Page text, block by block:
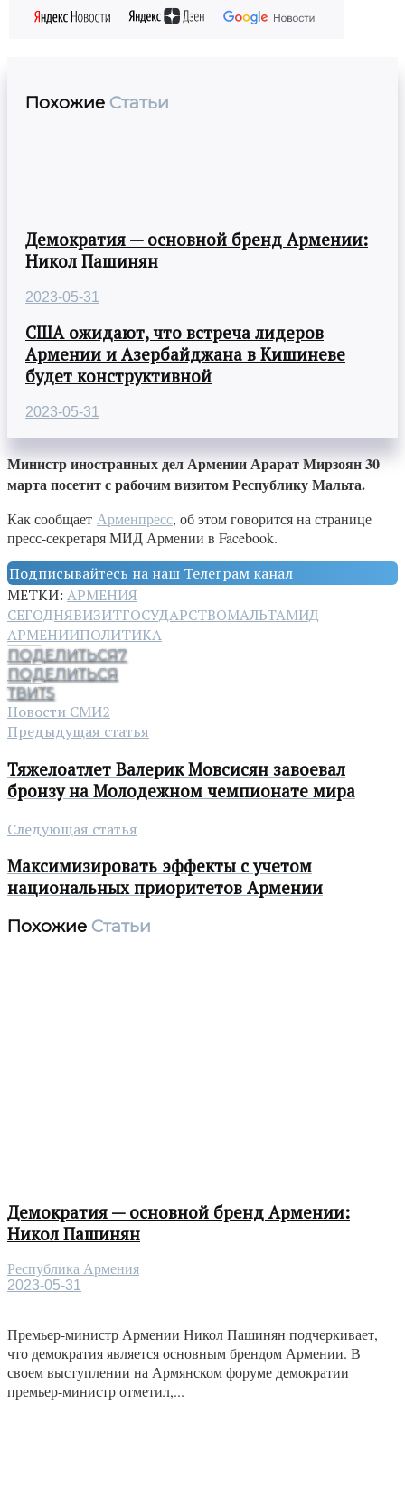
Похожие Статьи
Демократия — основной бренд Армении:
Никол Пашинян
2023-05-31
США ожидают, что встреча лидеров
Армении и Азербайджана в Кишиневе
будет конструктивной
2023-05-31
Министр иностранных дел Армении Арарат Мирзоян 30
марта посетит с рабочим визитом Республику Мальта.
Как сообщает Арменпресс, об этом говорится на странице
пресс-секретаря МИД Армении в Facebook.
Подписывайтесь на наш Телеграм канал
МЕТКИ: АРМЕНИЯ
СЕГОДНЯВИЗИТГОСУДАРСТВОМАЛЬТАМИД
АРМЕНИИПОЛИТИКА
ПОДЕЛИТЬСЯ7
ПОДЕЛИТЬСЯ
ТВИТ5
Новости СМИ2
Предыдущая статья
Тяжелоатлет Валерик Мовсисян завоевал
бронзу на Молодежном чемпионате мира
Следующая статья
Максимизировать эффекты с учетом
национальных приоритетов Армении
Похожие Статьи
Демократия — основной бренд Армении:
Никол Пашинян
Республика Армения
2023-05-31
Премьер-министр Армении Никол Пашинян подчеркивает,
что демократия является основным брендом Армении. В
своем выступлении на Армянском форуме демократии
премьер-министр отметил,...